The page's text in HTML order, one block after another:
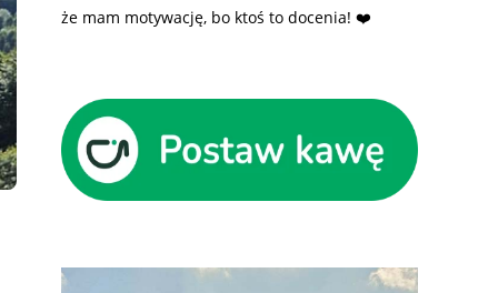
że mam motywację, bo ktoś to docenia! ❤️